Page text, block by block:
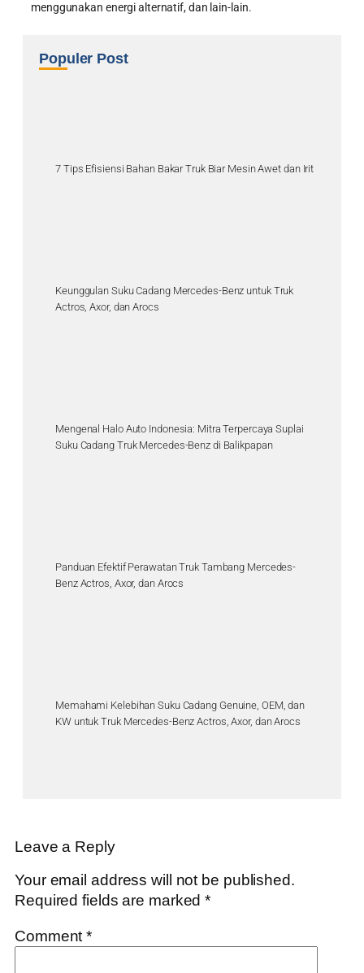
menggunakan energi alternatif, dan lain-lain.
Populer Post
7 Tips Efisiensi Bahan Bakar Truk Biar Mesin Awet dan Irit
Keunggulan Suku Cadang Mercedes-Benz untuk Truk
Actros, Axor, dan Arocs
Mengenal Halo Auto Indonesia: Mitra Terpercaya Suplai
Suku Cadang Truk Mercedes-Benz di Balikpapan
Panduan Efektif Perawatan Truk Tambang Mercedes-
Benz Actros, Axor, dan Arocs
Memahami Kelebihan Suku Cadang Genuine, OEM, dan
KW untuk Truk Mercedes-Benz Actros, Axor, dan Arocs
Leave a Reply
Your email address will not be published.
Required fields are marked*
Comment*